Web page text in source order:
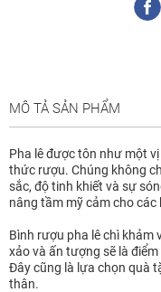
MÔ TẢ SẢN PHẨM
Pha lê được tôn như một
thức rượu. Chúng không
sắc, độ tinh khiết và sự
nâng tầm mỹ cảm cho các
Bình rượu pha lê chì khảm
xảo và ấn tượng sẽ là
Đây cũng là lựa chọn quà
thân.